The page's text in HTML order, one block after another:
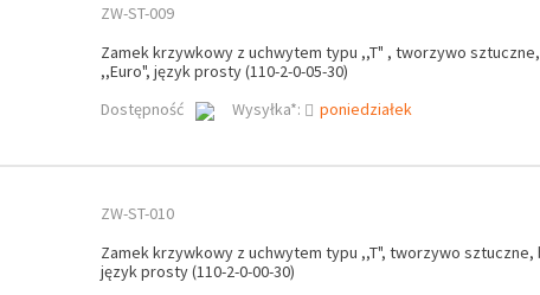
ZW-ST-009
Zamek krzywkowy z uchwytem typu ,,T" , tworzywo
,,Euro", język prosty (110-2-0-05-30)
Dostępność
Wysyłka*: poniedziałek
ZW-ST-010
Zamek krzywkowy z uchwytem typu ,,T", tworzywo sztuczne,
język prosty (110-2-0-00-30)